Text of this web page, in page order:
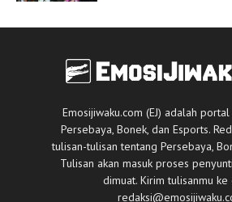
Emosijiwaku.com (EJ) adalah
Persebaya, Bonek, dan Esports.
tulisan-tulisan tentang Persebaya,
Tulisan akan masuk proses
dimuat. Kirim tulisanmu ke